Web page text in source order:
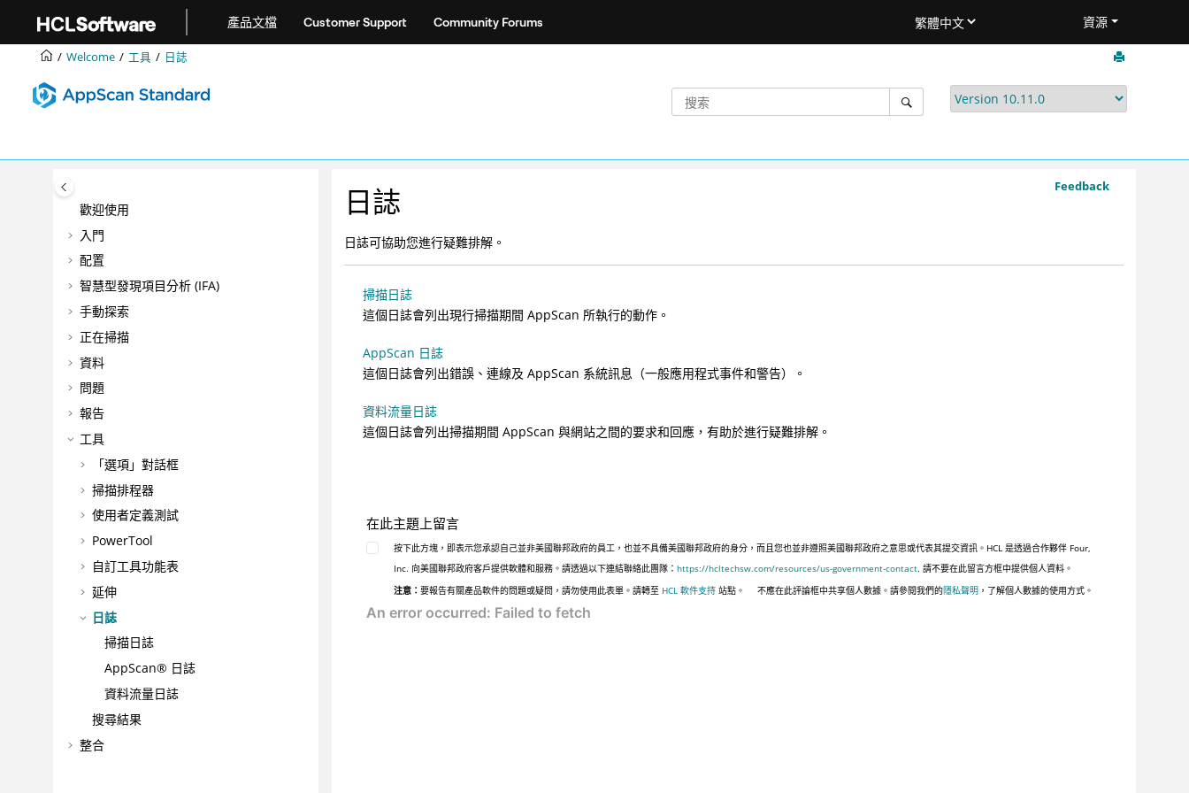
產品文檔 Customer Support Community Forums 資源
Welcome 工具 日誌
歡迎使用
入門
配置
智慧型發現項目分析 (IFA)
手動探索
正在掃描
資料
問題
報告
工具
「選項」對話框
掃描排程器
使用者定義測試
PowerTool
自訂工具功能表
延伸
日誌
掃描日誌
AppScan® 日誌
資料流量日誌
搜尋結果
整合
Feedback
日誌
日誌可協助您進行疑難排解。
掃描日誌
這個日誌會列出現行掃描期間AppScan 所執行的動作。
AppScan 日誌
這個日誌會列出錯誤、連線及AppScan 系統訊息（一般應用程式事件和警告）。
資料流量日誌
這個日誌會列出掃描期間AppScan 與網站之間的要求和回應，有助於進行疑難排解。
在此主題上留言
按下此方塊，即表示您承認自己並非美國聯邦政府的員工，也並不具備美國聯邦政府的身分，而且您也並非遵照美國聯邦政府之意思或代表其提交資訊。HCL 是透過合作夥伴 Four,
Inc. 向美國聯邦政府客戶提供軟體和服務。請透過以下連結聯絡此團隊：https://hcltechsw.com/resources/us-government-contact. 請不要在此留言方框中提供個人資料。
注意：要報告有關產品軟件的問題或疑問，請勿使用此表單。請轉至 HCL 軟件支持 站點。 不應在此評論框中共享個人數據。請參閱我們的隱私聲明 ，了解個人數據的使用方式。